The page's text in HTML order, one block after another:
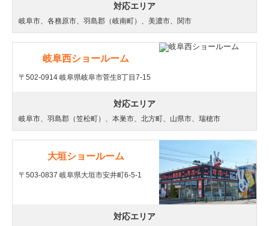
対応エリア
岐阜市、各務原市、羽島郡（岐南町）、美濃市、関市
岐阜西ショールーム
〒502-0914 岐阜県岐阜市菅生8丁目7-15
対応エリア
岐阜市、羽島郡（笠松町）、本巣市、北方町、山県市、瑞穂市
大垣ショールーム
〒503-0837 岐阜県大垣市安井町6-5-1
対応エリア